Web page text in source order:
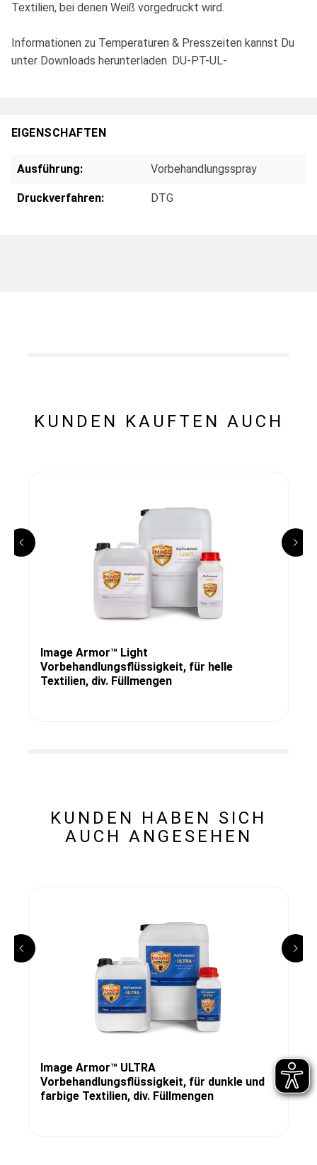
Textilien, bei denen Weiß vorgedruckt wird.
Informationen zu Temperaturen & Presszeiten kannst Du
unter Downloads herunterladen. DU-PT-UL-
EIGENSCHAFTEN
Ausführung: Vorbehandlungsspray
Druckverfahren: DTG
KUNDEN KAUFTEN AUCH
Image Armor™ Light
Vorbehandlungsflüssigkeit, für helle
Textilien, div. Füllmengen
KUNDEN HABEN SICH
AUCH ANGESEHEN
Image Armor™ ULTRA
Vorbehandlungsflüssigkeit, für dunkle und
farbige Textilien, div. Füllmengen